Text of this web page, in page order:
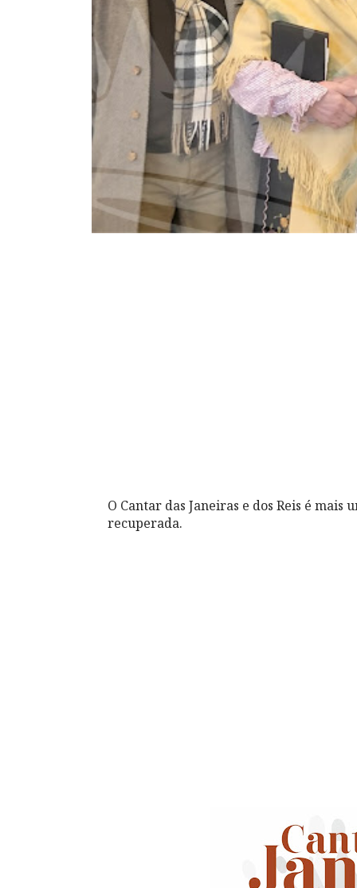
O Cantar das Janeiras e dos Reis é
recuperada.